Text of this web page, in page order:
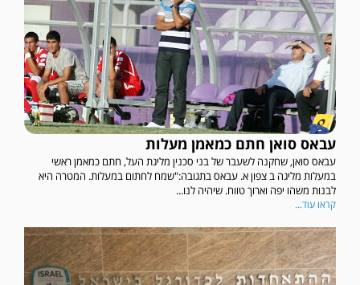
עבאס סואן חתם כמאמן מעלות
עבאס סואן, שחקנה לשעבר של בני סכנין מליגת העל, חתם כמאמן ראשי
במעלות מליגה ב צפון א. עבאס בתגובה:"שמח לחתום במעלות. המטרה היא
לבנות משהו יפה וארוך טווח. שיהיה לנו...
קראו עוד...